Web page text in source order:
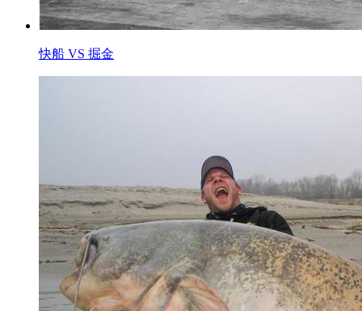
快船 VS 掘金